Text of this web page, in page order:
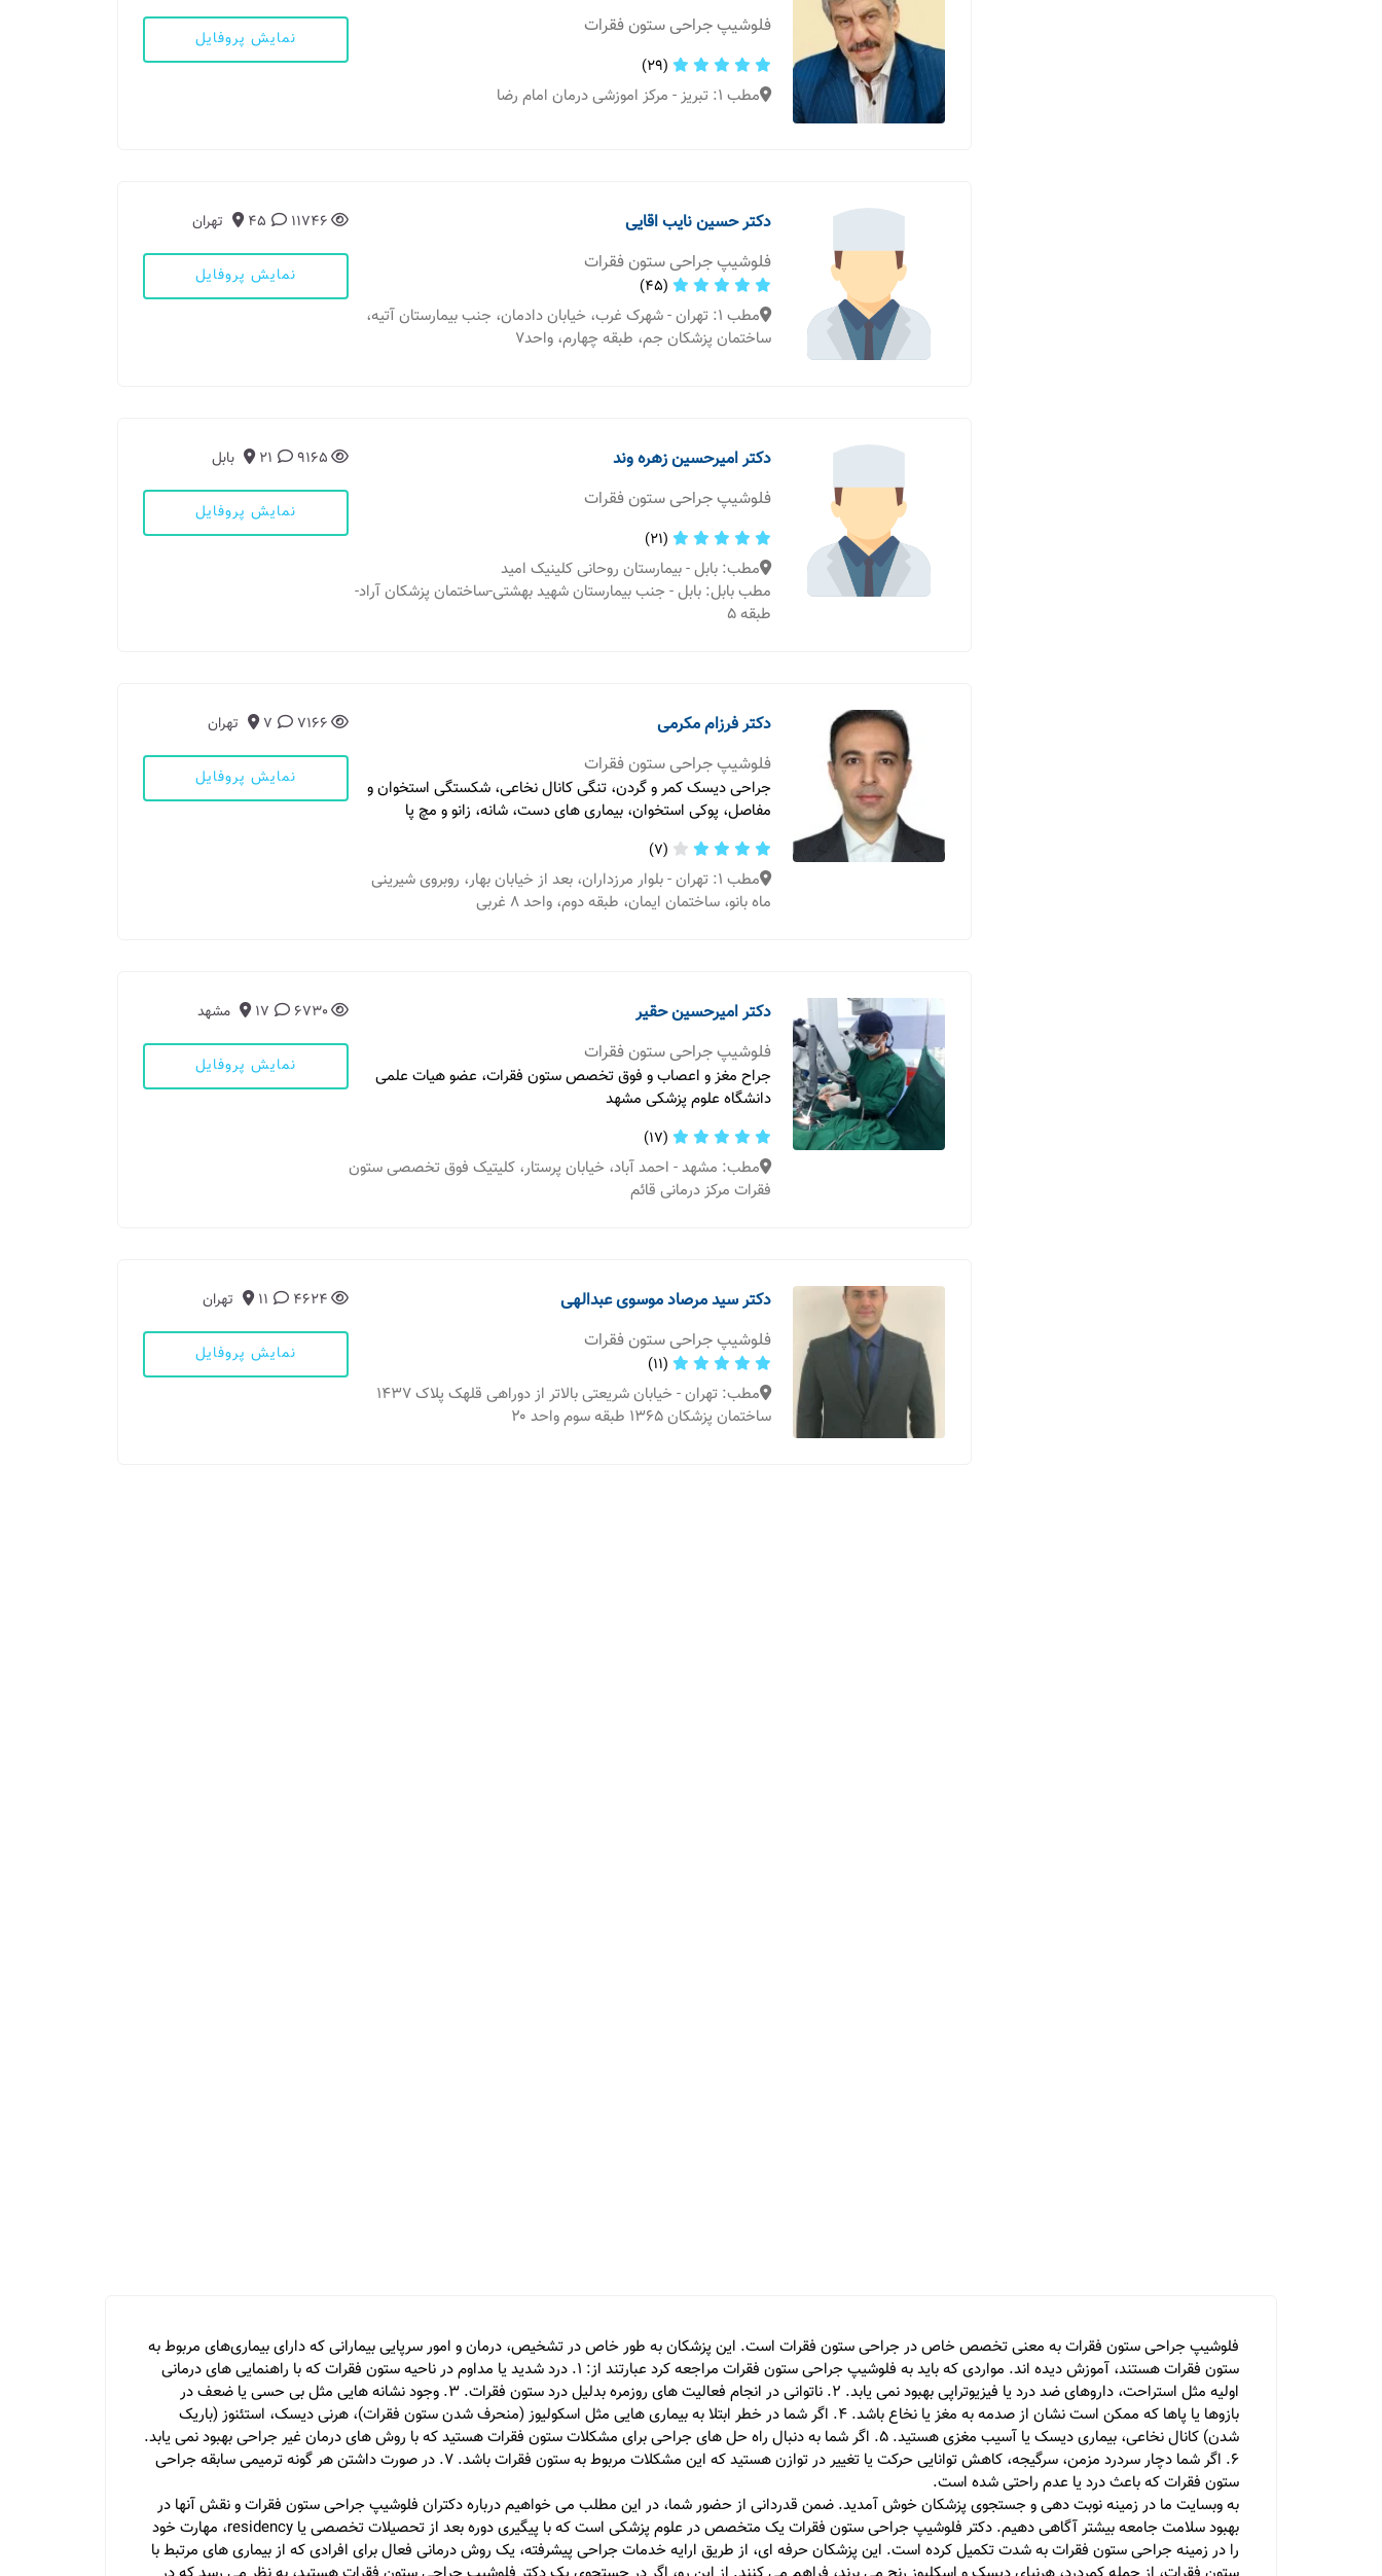
فلوشیپ جراحی ستون فقرات
(29)
مطب 1: تبریز - مرکز اموزشی درمان امام رضا
نمایش پروفایل
دکتر حسین نایب اقایی
فلوشیپ جراحی ستون فقرات
(45)
مطب 1: تهران - شهرک غرب، خیابان دادمان، جنب بیمارستان آتیه،
ساختمان پزشکان جم، طبقه چهارم، واحد7
11746
45 تهران
نمایش پروفایل
دکتر امیرحسین زهره وند
فلوشیپ جراحی ستون فقرات
(21)
مطب: بابل - بیمارستان روحانی کلینیک امید
مطب بابل: بابل - جنب بیمارستان شهید بهشتی-ساختمان پزشکان آراد-
طبقه ۵
9165
21 بابل
نمایش پروفایل
دکتر فرزام مکرمی
فلوشیپ جراحی ستون فقرات
جراحی دیسک کمر و گردن، تنگی کانال نخاعی، شکستگی استخوان و
مفاصل، پوکی استخوان، بیماری های دست، شانه، زانو و مچ پا
(7)
مطب 1: تهران - بلوار مرزداران، بعد از خیابان بهار، روبروی شیرینی
ماه بانو، ساختمان ایمان، طبقه دوم، واحد 8 غربی
7166
7 تهران
نمایش پروفایل
دکتر امیرحسین حقیر
فلوشیپ جراحی ستون فقرات
جراح مغز و اعصاب و فوق تخصص ستون فقرات، عضو هیات علمی
دانشگاه علوم پزشکی مشهد
(17)
مطب: مشهد - احمد آباد، خیابان پرستار، کلیتیک فوق تخصصی ستون
فقرات مرکز درمانی قائم
6730
17 مشهد
نمایش پروفایل
دکتر سید مرصاد موسوی عبدالهی
فلوشیپ جراحی ستون فقرات
(11)
مطب: تهران - خیابان شریعتی بالاتر از دوراهی قلهک پلاک ۱۴۳۷
ساختمان پزشکان ۱۳۶۵ طبقه سوم واحد ۲۰
4624
11 تهران
نمایش پروفایل
فلوشیپ جراحی ستون فقرات به معنی تخصص خاص در جراحی ستون فقرات است. این پزشکان به طور خاص در تشخیص، درمان و امور سرپایی بیمارانی که دارای بیماری‌های مربوط به
ستون فقرات هستند، آموزش دیده اند. مواردی که باید به فلوشیپ جراحی ستون فقرات مراجعه کرد عبارتند از: 1. درد شدید یا مداوم در ناحیه ستون فقرات که با راهنمایی های درمانی
اولیه مثل استراحت، داروهای ضد درد یا فیزیوتراپی بهبود نمی یابد. 2. ناتوانی در انجام فعالیت های روزمره بدلیل درد ستون فقرات. 3. وجود نشانه هایی مثل بی حسی یا ضعف در
بازوها یا پاها که ممکن است نشان از صدمه به مغز یا نخاع باشد. 4. اگر شما در خطر ابتلا به بیماری هایی مثل اسکولیوز (منحرف شدن ستون فقرات)، هرنی دیسک، استئنوز (باریک
شدن) کانال نخاعی، بیماری دیسک یا آسیب مغزی هستید. 5. اگر شما به دنبال راه حل های جراحی برای مشکلات ستون فقرات هستید که با روش های درمان غیر جراحی بهبود نمی یابد.
6. اگر شما دچار سردرد مزمن، سرگیجه، کاهش توانایی حرکت یا تغییر در توازن هستید که این مشکلات مربوط به ستون فقرات باشد. 7. در صورت داشتن هر گونه ترمیمی سابقه جراحی
ستون فقرات که باعث درد یا عدم راحتی شده است.
به وبسایت ما در زمینه نوبت دهی و جستجوی پزشکان خوش آمدید. ضمن قدردانی از حضور شما، در این مطلب می خواهیم درباره دکتران فلوشیپ جراحی ستون فقرات و نقش آنها در
بهبود سلامت جامعه بیشتر آگاهی دهیم. دکتر فلوشیپ جراحی ستون فقرات یک متخصص در علوم پزشکی است که با پیگیری دوره بعد از تحصیلات تخصصی یا residency، مهارت خود
را در زمینه جراحی ستون فقرات به شدت تکمیل کرده است. این پزشکان حرفه ای، از طریق ارایه خدمات جراحی پیشرفته، یک روش درمانی فعال برای افرادی که از بیماری های مرتبط با